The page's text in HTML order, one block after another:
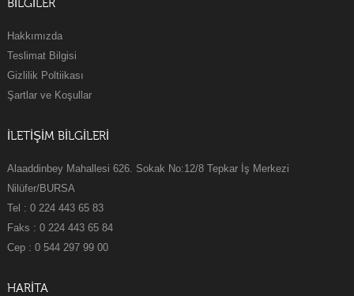
BILGILER
Hakkımızda
Teslimat Bilgisi
Gizlilik Poltiikası
Şartlar ve Koşullar
İLETİŞİM BİLGİLERİ
Alaaddinbey Mahallesi 626. Sokak No:12/8 Tepkar İş Merkezi
Nilüfer/BURSA
Tel : 0 224 443 65 83
Faks : 0 224 443 65 84
Cep : 0 544 297 99 00
HARİTA